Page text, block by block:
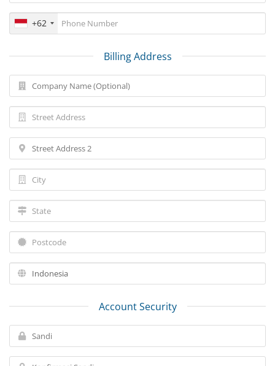
+62
Billing Address
Account Security